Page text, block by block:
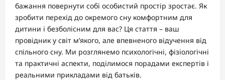
бажання повернути собі особистий простір зростає. Як
зробити перехід до окремого сну комфортним для
дитини і безболісним для вас? Ця стаття – ваш
провідник у світ м’якого, але впевненого відучення від
спільного сну. Ми розглянемо психологічні, фізіологічні
та практичні аспекти, поділимося порадами експертів і
реальними прикладами від батьків.